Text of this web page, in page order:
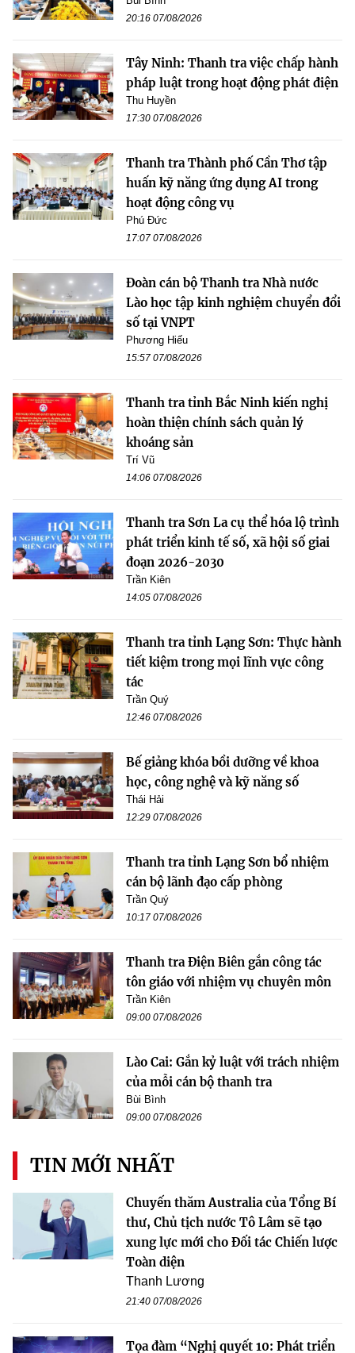
20:16 07/08/2026
Tây Ninh: Thanh tra việc chấp hành
pháp luật trong hoạt động phát điện
Thu Huyền
17:30 07/08/2026
Thanh tra Thành phố Cần Thơ tập
huấn kỹ năng ứng dụng AI trong
hoạt động công vụ
Phú Đức
17:07 07/08/2026
Đoàn cán bộ Thanh tra Nhà nước
Lào học tập kinh nghiệm chuyển đổi
số tại VNPT
Phương Hiếu
15:57 07/08/2026
Thanh tra tỉnh Bắc Ninh kiến nghị
hoàn thiện chính sách quản lý
khoáng sản
Trí Vũ
14:06 07/08/2026
Thanh tra Sơn La cụ thể hóa lộ trình
phát triển kinh tế số, xã hội số giai
đoạn 2026-2030
Trần Kiên
14:05 07/08/2026
Thanh tra tỉnh Lạng Sơn: Thực hành
tiết kiệm trong mọi lĩnh vực công
tác
Trần Quý
12:46 07/08/2026
Bế giảng khóa bồi dưỡng về khoa
học, công nghệ và kỹ năng số
Thái Hải
12:29 07/08/2026
Thanh tra tỉnh Lạng Sơn bổ nhiệm
cán bộ lãnh đạo cấp phòng
Trần Quý
10:17 07/08/2026
Thanh tra Điện Biên gắn công tác
tôn giáo với nhiệm vụ chuyên môn
Trần Kiên
09:00 07/08/2026
Lào Cai: Gắn kỷ luật với trách nhiệm
của mỗi cán bộ thanh tra
Bùi Bình
09:00 07/08/2026
TIN MỚI NHẤT
Chuyến thăm Australia của Tổng Bí
thư, Chủ tịch nước Tô Lâm sẽ tạo
xung lực mới cho Đối tác Chiến lược
Toàn diện
Thanh Lương
21:40 07/08/2026
Tọa đàm “Nghị quyết 10: Phát triển